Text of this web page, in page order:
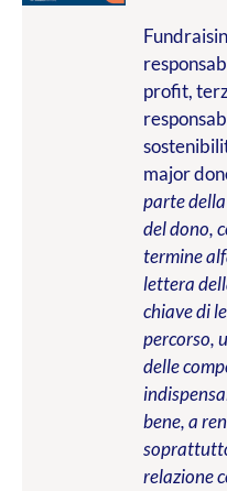
profit,
major
parte della
del dono,
termine
lettera
chiave di
percorso,
delle
bene, a
relazione